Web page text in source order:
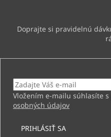
Vložením e-mailu súhlasíte s
osobných údajov
PRIHLÁSIŤ SA